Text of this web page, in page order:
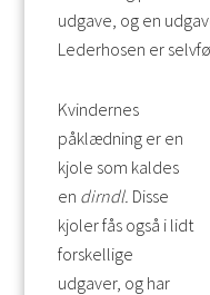
udgave, og en
Lederhosen er
Kvindernes
påklædning er en
kjole som kaldes
en dirndl. Disse
kjoler fås også i lidt
forskellige
udgaver, og har